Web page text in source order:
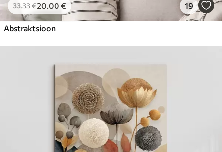
33.33€20.00 € 19
Abstraktsioon